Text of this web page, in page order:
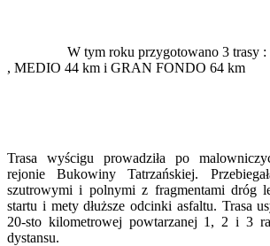
W tym roku przygotowano 3 trasy :
, MEDIO 44 km i GRAN FONDO 64 km
Trasa wyścigu prowadziła po
rejonie Bukowiny Tatrzańskiej.
szutrowymi i polnymi z fragmentami dróg
startu i mety dłuższe odcinki asfaltu. Trasa
20-sto kilometrowej powtarzanej 1, 2 i 3
dystansu.